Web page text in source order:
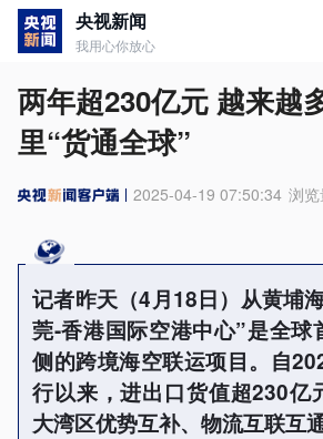
央视新闻
我用心你放心
两年超230亿元 越来越
里“货通全球”
2025-04-19 07:50:34 浏
记者昨天（4月18日）从黄埔
莞-香港国际空港中心”是全球
侧的跨境海空联运项目。自
行以来，进出口货值超230亿
大湾区优势互补、物流互联互通